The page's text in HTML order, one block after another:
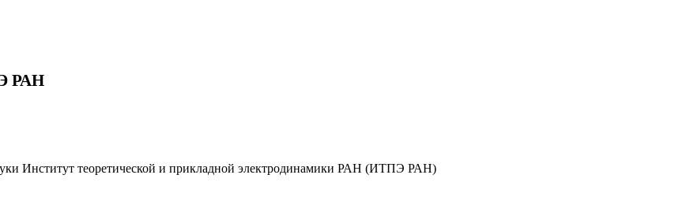
РАН
Институт теоретической и прикладной электродинамики РАН (ИТПЭ РАН)